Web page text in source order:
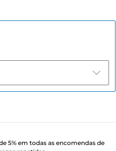
5% em todas as encomendas de